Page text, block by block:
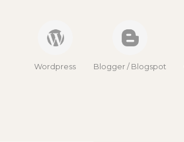
Wordpress Blogger / Blogspot